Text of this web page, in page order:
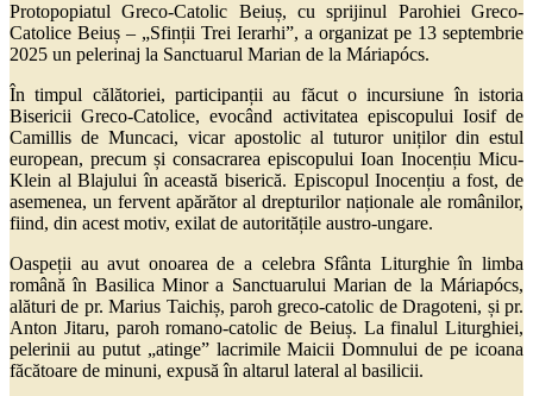
Protopopiatul Greco-Catolic Beiuș, cu sprijinul Parohiei Greco-
Catolice Beiuș – „Sfinții Trei Ierarhi”, a organizat pe 13 septembrie
2025 un pelerinaj la Sanctuarul Marian de la Máriapócs.
În timpul călătoriei, participanții au făcut o incursiune în istoria
Bisericii Greco-Catolice, evocând activitatea episcopului Iosif de
Camillis de Muncaci, vicar apostolic al tuturor uniților din estul
european, precum și consacrarea episcopului Ioan Inocențiu Micu-
Klein al Blajului în această biserică. Episcopul Inocențiu a fost, de
asemenea, un fervent apărător al drepturilor naționale ale românilor,
fiind, din acest motiv, exilat de autoritățile austro-ungare.
Oaspeții au avut onoarea de a celebra Sfânta Liturghie în limba
română în Basilica Minor a Sanctuarului Marian de la Máriapócs,
alături de pr. Marius Taichiș, paroh greco-catolic de Dragoteni, și pr.
Anton Jitaru, paroh romano-catolic de Beiuș. La finalul Liturghiei,
pelerinii au putut „atinge” lacrimile Maicii Domnului de pe icoana
făcătoare de minuni, expusă în altarul lateral al basilicii.